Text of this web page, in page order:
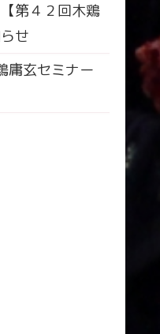
第４２回木鶏
せ
玄セミナー